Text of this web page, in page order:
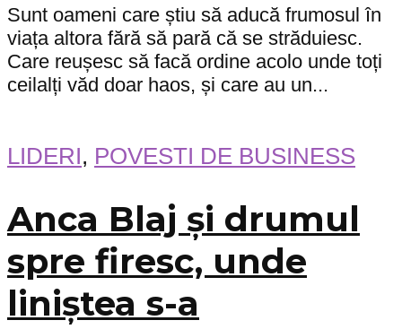
Sunt oameni care știu să aducă frumosul în
viața altora fără să pară că se străduiesc.
Care reușesc să facă ordine acolo unde toți
ceilalți văd doar haos, și care au un...
LIDERI, POVESTI DE BUSINESS
Anca Blaj și drumul
spre firesc, unde
liniștea s-a